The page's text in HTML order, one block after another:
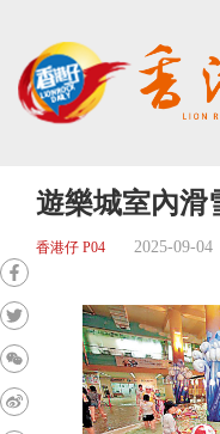
遊樂城室內滑
香港仔 P04 2025-09-04